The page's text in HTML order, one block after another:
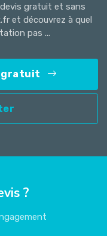
gratuit et sans
et découvrez à quel
pas ...
gratuit
?